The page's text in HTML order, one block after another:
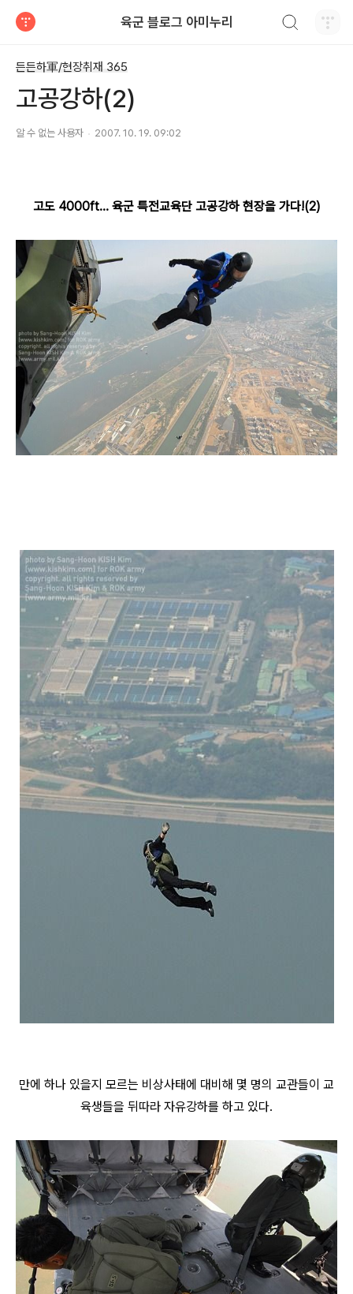
육군 블로그 아미누리
든든하軍/현장취재 365
고공강하(2)
알 수 없는 사용자 2007. 10. 19. 09:02
고도 4000ft... 육군 특전교육단 고공강하 현장을 가다!(2)
만에 하나 있을지 모르는 비상사태에 대비해 몇 명의 교관들이 교
육생들을 뒤따라 자유강하를 하고 있다.